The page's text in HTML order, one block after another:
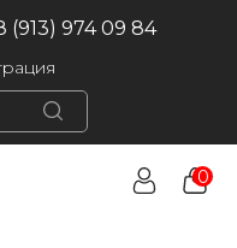
(913) 974 09 84
0